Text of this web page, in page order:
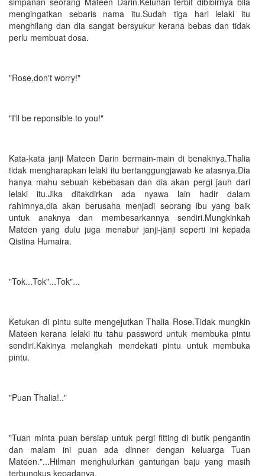
mengingatkan sebaris nama itu.Sudah tiga hari lelaki itu
menghilang dan dia sangat bersyukur kerana bebas dan tidak
perlu membuat dosa.
"Rose,don't worry!"
"I'll be reponsible to you!"
Kata-kata janji Mateen Darin bermain-main di benaknya.Thalia
tidak mengharapkan lelaki itu bertanggungjawab ke atasnya.Dia
hanya mahu sebuah kebebasan dan dia akan pergi jauh dari
lelaki itu.Jika ditakdirkan ada nyawa lain hadir dalam
rahimnya,dia akan berusaha menjadi seorang ibu yang baik
untuk anaknya dan membesarkannya sendiri.Mungkinkah
Mateen yang dulu juga menabur janji-janji seperti ini kepada
Qistina Humaira.
"Tok...Tok"...Tok"...
Ketukan di pintu suite mengejutkan Thalia Rose.Tidak mungkin
Mateen kerana lelaki itu tahu password untuk membuka pintu
sendiri.Kakinya melangkah mendekati pintu untuk membuka
pintu.
"Puan Thalia!.."
"Tuan minta puan bersiap untuk pergi fitting di butik pengantin
dan malam ini puan ada dinner dengan keluarga Tuan
Mateen."...Hilman menghulurkan gantungan baju yang masih
terbungkus kepadanya.